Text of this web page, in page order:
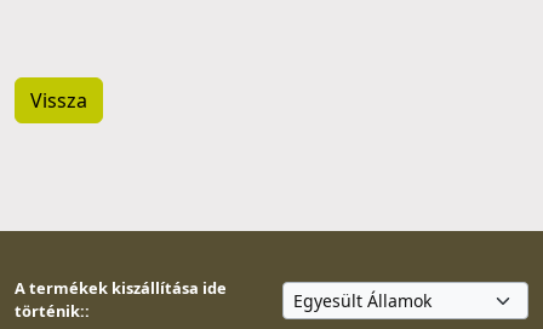
Vissza
A termékek kiszállítása ide
történik::